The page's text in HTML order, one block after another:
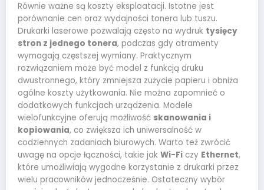
Równie ważne są koszty eksploatacji. Istotne jest
porównanie cen oraz wydajności tonera lub tuszu.
Drukarki laserowe pozwalają często na wydruk tysięcy
stron z jednego tonera, podczas gdy atramenty
wymagają częstszej wymiany. Praktycznym
rozwiązaniem może być model z funkcją druku
dwustronnego, który zmniejsza zużycie papieru i obniża
ogólne koszty użytkowania. Nie można zapomnieć o
dodatkowych funkcjach urządzenia. Modele
wielofunkcyjne oferują możliwość skanowania i
kopiowania, co zwiększa ich uniwersalność w
codziennych zadaniach biurowych. Warto też zwrócić
uwagę na opcje łączności, takie jak Wi-Fi czy Ethernet,
które umożliwiają wygodne korzystanie z drukarki przez
wielu pracowników jednocześnie. Ostateczny wybór